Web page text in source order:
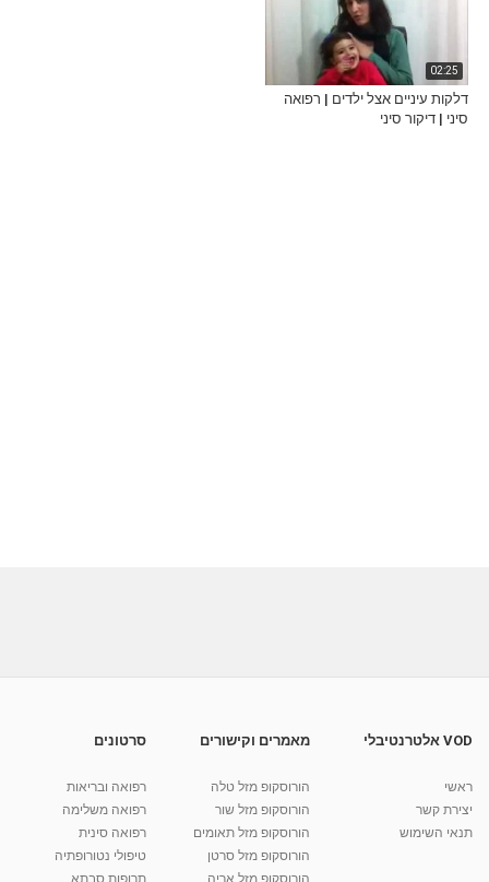
02:25
דלקות עיניים אצל ילדים | רפואה
סיני | דיקור סיני
VOD אלטרנטיבלי
ראשי
יצירת קשר
תנאי השימוש
מאמרים וקישורים
הורוסקופ מזל טלה
הורוסקופ מזל שור
הורוסקופ מזל תאומים
הורוסקופ מזל סרטן
הורוסקופ מזל אריה
סרטונים
רפואה ובריאות
רפואה משלימה
רפואה סינית
טיפולי נטורופתיה
תרופות סבתא